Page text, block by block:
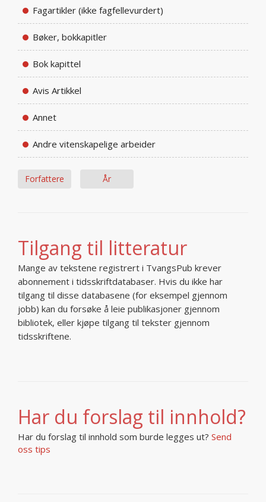
Fagartikler (ikke fagfellevurdert)
Bøker, bokkapitler
Bok kapittel
Avis Artikkel
Annet
Andre vitenskapelige arbeider
Forfattere År
Tilgang til litteratur
Mange av tekstene registrert i TvangsPub krever
abonnement i tidsskriftdatabaser. Hvis du ikke har
tilgang til disse databasene (for eksempel gjennom
jobb) kan du forsøke å leie publikasjoner gjennom
bibliotek, eller kjøpe tilgang til tekster gjennom
tidsskriftene.
Har du forslag til innhold?
Har du forslag til innhold som burde legges ut? Send
oss tips